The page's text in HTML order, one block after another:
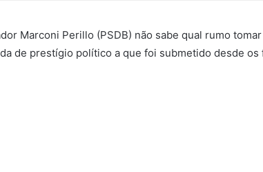
Marconi Perillo (PSDB) não sabe qual rumo
de prestígio político a que foi submetido desde os